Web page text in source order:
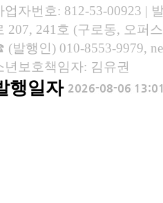
업자번호: 812-53-00923 |
207, 241호 (구로동, 오퍼
(발행인) 010-8553-9979,
년보호책임자: 김유권
행일자